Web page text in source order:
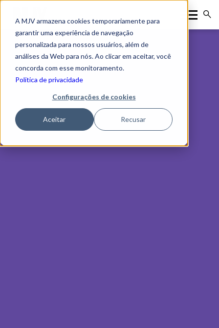
A MJV armazena cookies temporariamente para
garantir uma experiência de navegação
personalizada para nossos usuários, além de
análises da Web para nós. Ao clicar em aceitar, você
concorda com esse monitoramento.
Política de privacidade
Configurações de cookies
Aceitar Recusar